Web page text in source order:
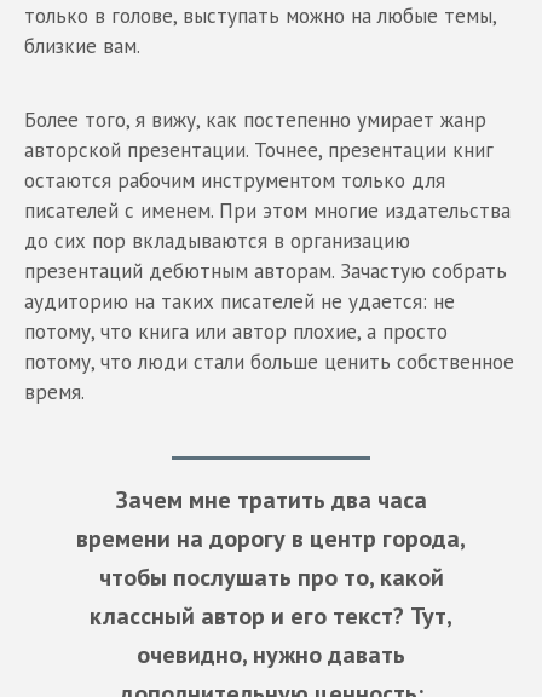
только в голове, выступать можно на любые темы,
близкие вам.
Более того, я вижу, как постепенно умирает жанр
авторской презентации. Точнее, презентации книг
остаются рабочим инструментом только для
писателей с именем. При этом многие издательства
до сих пор вкладываются в организацию
презентаций дебютным авторам. Зачастую собрать
аудиторию на таких писателей не удается: не
потому, что книга или автор плохие, а просто
потому, что люди стали больше ценить собственное
время.
Зачем мне тратить два часа
времени на дорогу в центр города,
чтобы послушать про то, какой
классный автор и его текст? Тут,
очевидно, нужно давать